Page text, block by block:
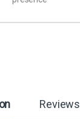
Reviews